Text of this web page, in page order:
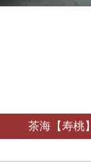
茶海【寿桃】